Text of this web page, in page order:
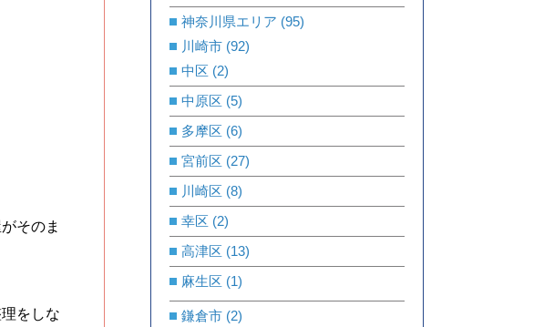
そのま
をしな
神奈川県エリア (95)
川崎市 (92)
中区 (2)
中原区 (5)
多摩区 (6)
宮前区 (27)
川崎区 (8)
幸区 (2)
高津区 (13)
麻生区 (1)
鎌倉市 (2)